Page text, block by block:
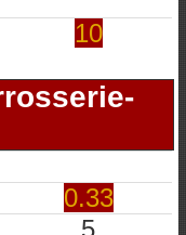
10
0.33
5